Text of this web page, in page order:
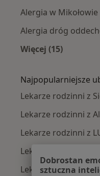
Alergia w Mikołowie
Alergia dróg
Więcej (15)
Najpopularniejsze
Lekarze rodzinni z
Lekarze rodzinni z
Lekarze rodzinni z
Lekarze rodzinni z
Lekarze rodzinni z
Dobrostan
sztuczna